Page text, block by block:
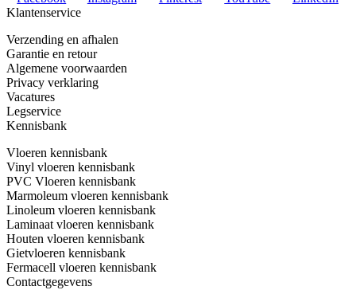
Klantenservice
Verzending en afhalen
Garantie en retour
Algemene voorwaarden
Privacy verklaring
Vacatures
Legservice
Kennisbank
Vloeren kennisbank
Vinyl vloeren kennisbank
PVC Vloeren kennisbank
Marmoleum vloeren kennisbank
Linoleum vloeren kennisbank
Laminaat vloeren kennisbank
Houten vloeren kennisbank
Gietvloeren kennisbank
Fermacell vloeren kennisbank
Contactgegevens